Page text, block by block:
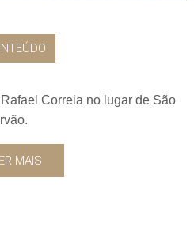
Correia no lugar de São
MAIS